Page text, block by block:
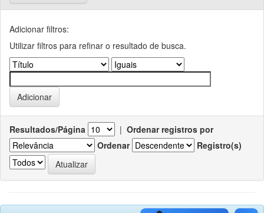
Adicionar filtros:
Utilizar filtros para refinar o resultado de busca.
Resultados/Página | Ordenar registros por
Ordenar
Registro(s)